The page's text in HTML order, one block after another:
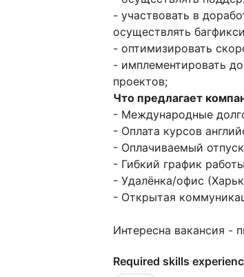
- участвовать в
осуществлять
- оптимизировать
- имплементировать
проектов;
Что предлагает
- Международные
- Оплата курсов
- Оплачиваемый
- Гибкий график
- Удалёнка/офис
- Открытая
Интересна вакансия -
Required skills